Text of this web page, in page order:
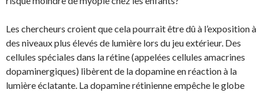
Les chercheurs croient que cela pourrait être dû à l’exposition à
des niveaux plus élevés de lumière lors du jeu extérieur. Des
cellules spéciales dans la rétine (appelées cellules amacrines
dopaminergiques) libèrent de la dopamine en réaction à la
lumière éclatante. La dopamine rétinienne empêche le globe